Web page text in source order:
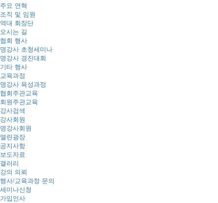
주요 연혁
조직 및 임원
역대 회장단
오시는 길
협회 행사
명강사 초청세미나
명강사 경진대회
기타 행사
교육과정
명강사 육성과정
협회주관교육
회원주관교육
강사검색
강사회원
명강사회원
열린광장
공지사항
보도자료
갤러리
강의 의뢰
행사/교육과정 문의
세미나신청
가입인사